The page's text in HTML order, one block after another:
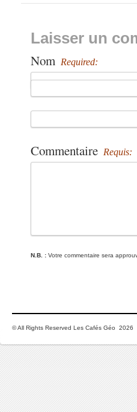
Laisser un
Nom Required:
Commentaire Requis:
N.B. : Votre commentaire sera
© All Rights Reserved Les Cafés Géo 2026